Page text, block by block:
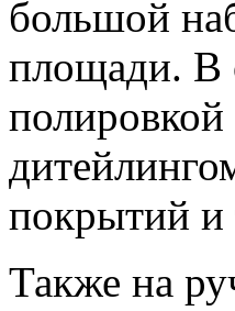
большой
площади. В
покрытий и
Также на